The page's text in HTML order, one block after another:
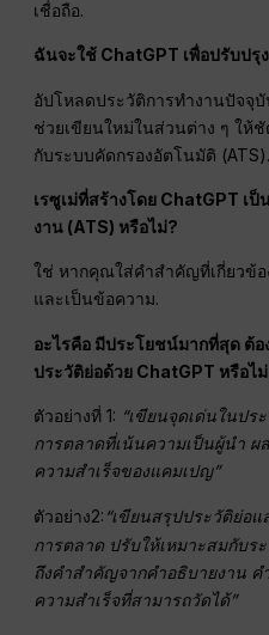
เชื่อถือ.
ฉันจะใช้ ChatGPT เพื่อปรับปรุ
อัปโหลดประวัติการทำงานปัจจุ
ช่วยเขียนใหม่ในส่วนต่าง ๆ ให้
กับระบบคัดกรองอัตโนมัติ (ATS).
เรซูเม่ที่สร้างโดย ChatGPT เ
งาน (ATS) หรือไม่?
ใช่ หากคุณใส่คำสำคัญที่เกี่ยวข้
และเป็นข้อความ.
อะไรคือ มีประโยชน์มากที่สุด ต้อ
ประวัติย่อด้วย ChatGPT หรือไ
ตัวอย่างที่ 1: “เขียนจุดเด่นในปร
การตลาดที่เน้นความเป็นผู้นำ
ความสำเร็จของแคมเปญ”
ตัวอย่าง2: “เขียนสรุปประวัติย่อ
การตลาด ปรับให้เหมาะสมกับร
ถึงคำสำคัญจากคำอธิบายงาน ค
ความสำเร็จที่สามารถวัดได้”